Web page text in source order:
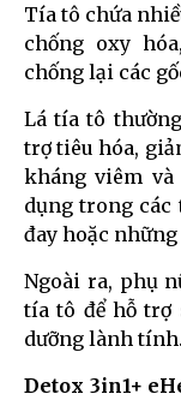
Tía tô chứa
chống oxy
chống lại các
Lá tía tô
trợ tiêu hóa,
kháng viêm
dụng trong các
đay hoặc
Ngoài ra, phụ
tía tô để hỗ trợ
dưỡng lành tính.
Detox 3in1+